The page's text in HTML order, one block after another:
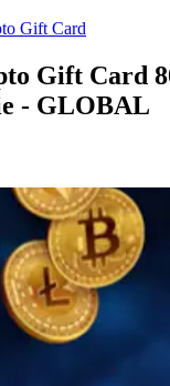
Gift Card
Gift Card
- GLOBAL